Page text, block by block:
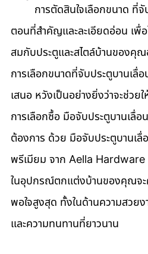
ตอนที่สำคัญและละเอียดอ่อน เพื่อ
สมกับประตูและสไตล์บ้านของคุณ
การเลือกขนาดที่จับประตูบานเลื่
เสนอ หวังเป็นอย่างยิ่งว่าจะช่ว
การเลือกซื้อ มือจับประตูบานเลื่
ต้องการ ด้วย มือจับประตูบานเ
พรีเมียม จาก Aella Hardware
ในอุปกรณ์ตกแต่งบ้านของคุณจะ
พอใจสูงสุด ทั้งในด้านความสวย
และความทนทานที่ยาวนาน